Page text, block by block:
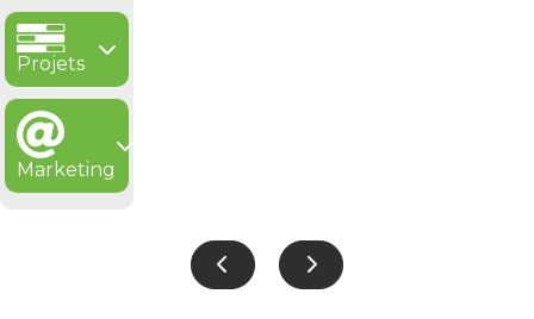
Projets
Marketing